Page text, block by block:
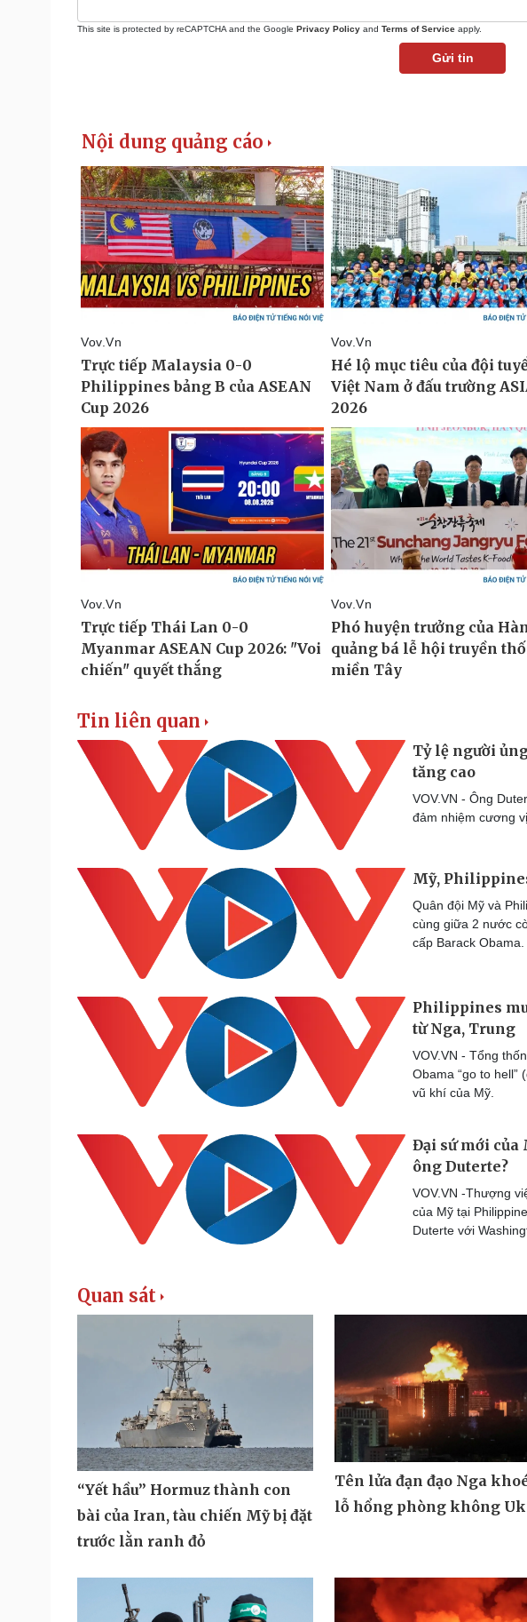
This site is protected by reCAPTCHA and the Google Privacy Policy and Terms of Service apply.
Gửi tin
Tin liên quan
Tỷ lệ người
tăng cao
VOV.VN - Ông
đảm nhiệm cương
Mỹ,
Quân đội Mỹ và
cùng giữa 2 nước
cấp Barack Obama.
Philippines
từ Nga, Trung
VOV.VN - Tổng
Obama “go to hell”
vũ khí của Mỹ.
Đại sứ mới của
ông Duterte?
VOV.VN -Thượng
của Mỹ tại
Duterte với
Quan sát
“Yết hầu” Hormuz thành con
bài của Iran, tàu chiến Mỹ bị đặt
trước lằn ranh đỏ
Tên lửa đạn đạo Nga
lỗ hổng phòng không